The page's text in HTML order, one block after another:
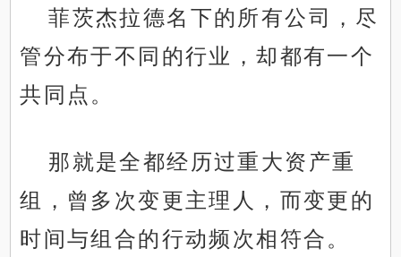
菲茨杰拉德名下的所有公司，尽
管分布于不同的行业，却都有一个
共同点。
那就是全都经历过重大资产重
组，曾多次变更主理人，而变更的
时间与组合的行动频次相符合。